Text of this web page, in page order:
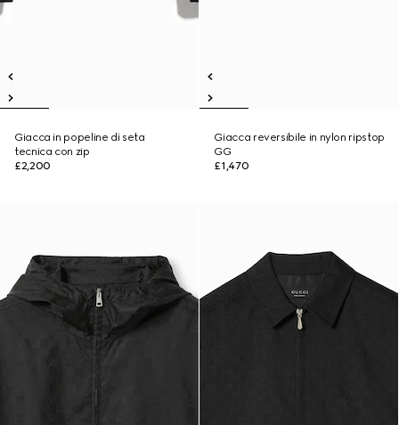
Giacca in popeline di seta
tecnica con zip
£2,200
Giacca reversibile in nylon ripstop
GG
£1,470